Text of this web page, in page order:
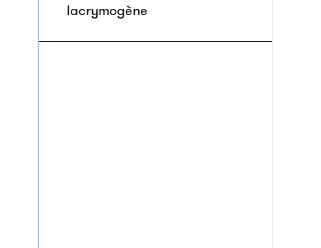
lacrymogène